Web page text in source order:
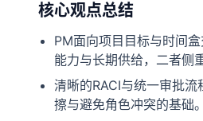
核心观点总结
PM面向项目目标与时间
能力与长期供给，二者侧
清晰的RACI与统一审批
擦与避免角色冲突的基础。